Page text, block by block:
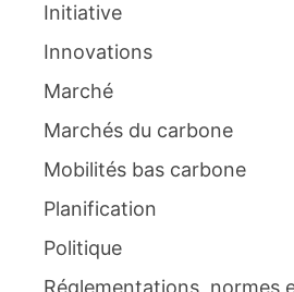
Initiative
Innovations
Marché
Marchés du carbone
Mobilités bas carbone
Planification
Politique
Réglementations, normes